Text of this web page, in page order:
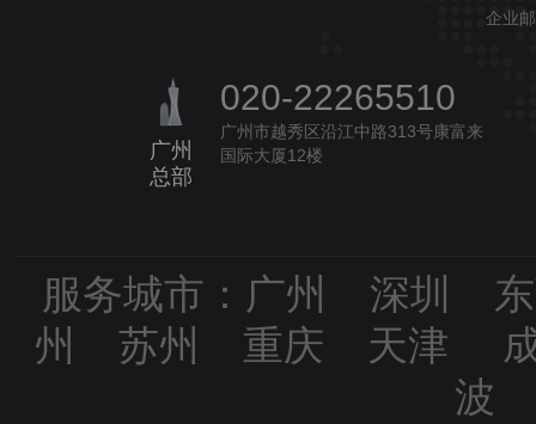
企业
广州
总部
020-22265510
广州市越秀区沿江中路313号康富来
国际大厦12楼
服务城市：广州 深
州 苏州 重庆 天津
波